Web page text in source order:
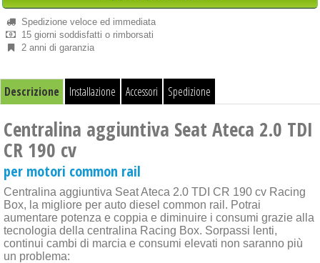
Spedizione veloce ed immediata
15 giorni soddisfatti o rimborsati
2 anni di garanzia
Descrizione Installazione Accessori Spedizione
Centralina aggiuntiva Seat Ateca 2.0 TDI
CR 190 cv
per motori common rail
Centralina aggiuntiva Seat Ateca 2.0 TDI CR 190 cv Racing
Box, la migliore per auto diesel common rail. Potrai
aumentare potenza e coppia e diminuire i consumi grazie alla
tecnologia della centralina Racing Box. Sorpassi lenti,
continui cambi di marcia e consumi elevati non saranno più
un problema: